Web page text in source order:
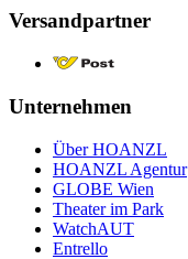
Versandpartner
Unternehmen
Über HOANZL
HOANZL Agentur
GLOBE Wien
Theater im Park
WatchAUT
Entrello